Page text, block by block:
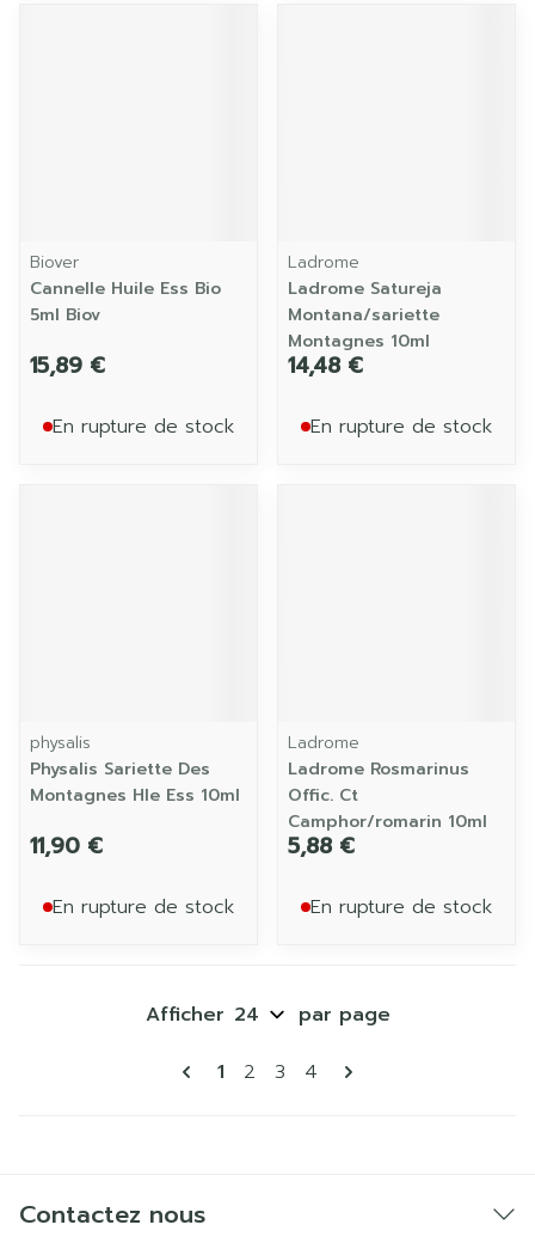
Biover
Cannelle Huile Ess Bio
5ml Biov
15,89 €
En rupture de stock
Ladrome
Ladrome Satureja
Montana/sariette
Montagnes 10ml
14,48 €
En rupture de stock
physalis
Physalis Sariette Des
Montagnes Hle Ess 10ml
11,90 €
En rupture de stock
Ladrome
Ladrome Rosmarinus
Offic. Ct
Camphor/romarin 10ml
5,88 €
En rupture de stock
Pages
Vous lisez actuellement la page
1 Page
2 Page
3 Page
4
Afficher par page
Contactez nous